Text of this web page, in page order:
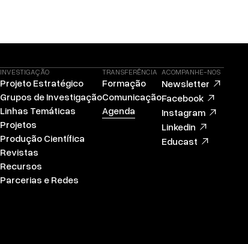
INVESTIGAÇÃO
Projeto Estratégico
Grupos de Investigação
Linhas Temáticas
Projetos
Produção Científica
Revistas
Recursos
Parcerias e Redes
TRANSFERÊNCIA
Formação
Comunicação
Agenda
ACOMPANHE-NOS
Newsletter
Facebook
Instagram
Linkedin
Educast